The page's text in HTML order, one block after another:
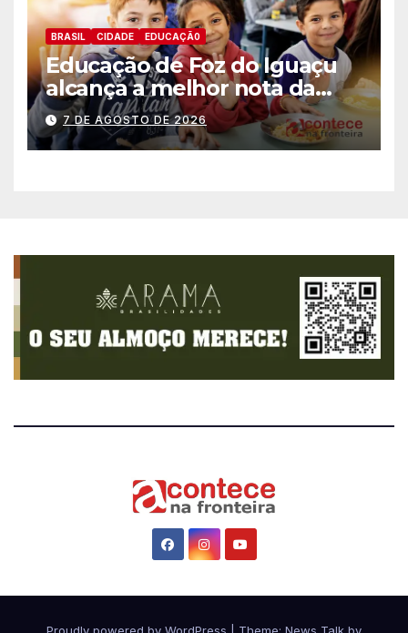
BRASIL CIDADE EDUCAÇÃ0
Educação de Foz do Iguaçu
alcança a melhor nota da
história no IDEB
7 DE AGOSTO DE 2026